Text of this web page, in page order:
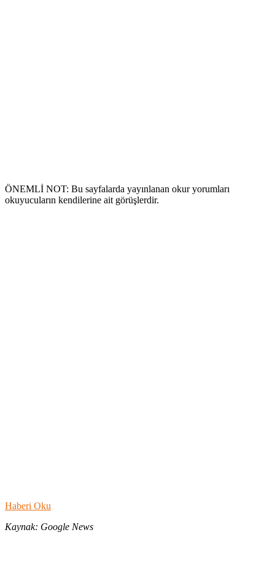
ÖNEMLİ NOT: Bu sayfalarda yayınlanan okur yorumları
okuyucuların kendilerine ait görüşlerdir.
Haberi Oku
Kaynak: Google News